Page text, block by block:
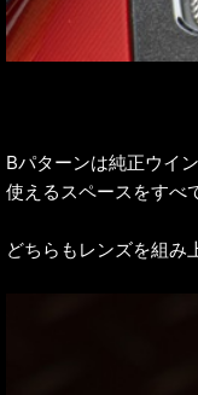
Bパターンは純正ウイ
使えるスペースをすべ
どちらもレンズを組み